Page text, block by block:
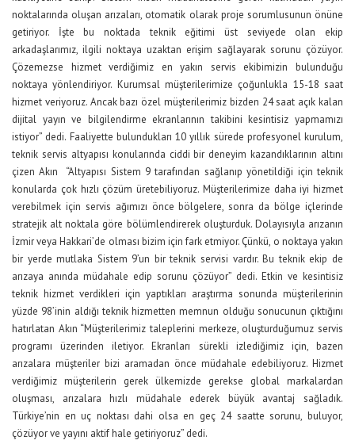
noktalarında oluşan arızaları, otomatik olarak proje sorumlusunun önüne
getiriyor. İşte bu noktada teknik eğitimi üst seviyede olan ekip
arkadaşlarımız, ilgili noktaya uzaktan erişim sağlayarak sorunu çözüyor.
Çözemezse hizmet verdiğimiz en yakın servis ekibimizin bulunduğu
noktaya yönlendiriyor. Kurumsal müşterilerimize çoğunlukla 15-18 saat
hizmet veriyoruz. Ancak bazı özel müşterilerimiz bizden 24 saat açık kalan
dijital yayın ve bilgilendirme ekranlarının takibini kesintisiz yapmamızı
istiyor” dedi. Faaliyette bulundukları 10 yıllık sürede profesyonel kurulum,
teknik servis altyapısı konularında ciddi bir deneyim kazandıklarının altını
çizen Akın “Altyapısı Sistem 9 tarafından sağlanıp yönetildiği için teknik
konularda çok hızlı çözüm üretebiliyoruz. Müşterilerimize daha iyi hizmet
verebilmek için servis ağımızı önce bölgelere, sonra da bölge içlerinde
stratejik alt noktala göre bölümlendirerek oluşturduk. Dolayısıyla arızanın
İzmir veya Hakkari’de olması bizim için fark etmiyor. Çünkü, o noktaya yakın
bir yerde mutlaka Sistem 9’un bir teknik servisi vardır. Bu teknik ekip de
arızaya anında müdahale edip sorunu çözüyor” dedi. Etkin ve kesintisiz
teknik hizmet verdikleri için yaptıkları araştırma sonunda müşterilerinin
yüzde 98’inin aldığı teknik hizmetten memnun olduğu sonucunun çıktığını
hatırlatan Akın “Müşterilerimiz taleplerini merkeze, oluşturduğumuz servis
programı üzerinden iletiyor. Ekranları sürekli izlediğimiz için, bazen
arızalara müşteriler bizi aramadan önce müdahale edebiliyoruz. Hizmet
verdiğimiz müşterilerin gerek ülkemizde gerekse global markalardan
oluşması, arızalara hızlı müdahale ederek büyük avantaj sağladık.
Türkiye’nin en uç noktası dahi olsa en geç 24 saatte sorunu, buluyor,
çözüyor ve yayını aktif hale getiriyoruz” dedi.